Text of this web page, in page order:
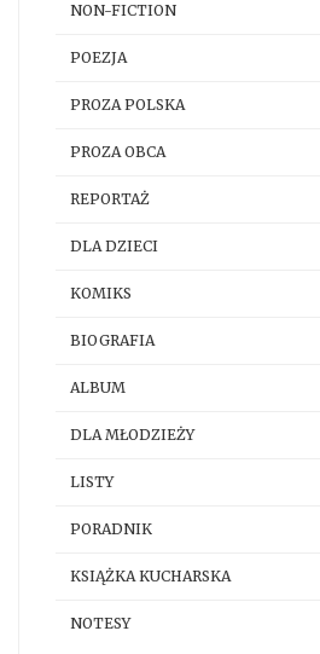
NON-FICTION
POEZJA
PROZA POLSKA
PROZA OBCA
REPORTAŻ
DLA DZIECI
KOMIKS
BIOGRAFIA
ALBUM
DLA MŁODZIEŻY
LISTY
PORADNIK
KSIĄŻKA KUCHARSKA
NOTESY